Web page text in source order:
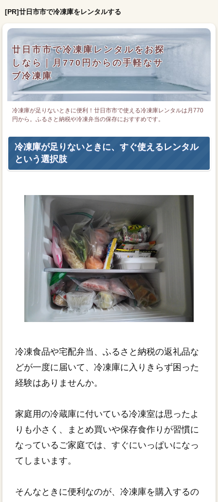
[PR]廿日市市で冷凍庫をレンタルする
廿日市市で冷凍庫レンタルをお探
しなら｜月770円からの手軽なサ
ブ冷凍庫
冷凍庫が足りないときに便利！廿日市市で使える冷凍庫レンタルは月770
円から。ふるさと納税や冷凍弁当の保存におすすめです。
冷凍庫が足りないときに、すぐ使えるレンタル
という選択肢
冷凍食品や宅配弁当、ふるさと納税の返礼品な
どが一度に届いて、冷凍庫に入りきらず困った
経験はありませんか。
家庭用の冷蔵庫に付いている冷凍室は思ったよ
りも小さく、まとめ買いや保存食作りが習慣に
なっているご家庭では、すぐにいっぱいになっ
てしまいます。
そんなときに便利なのが、冷凍庫を購入するの